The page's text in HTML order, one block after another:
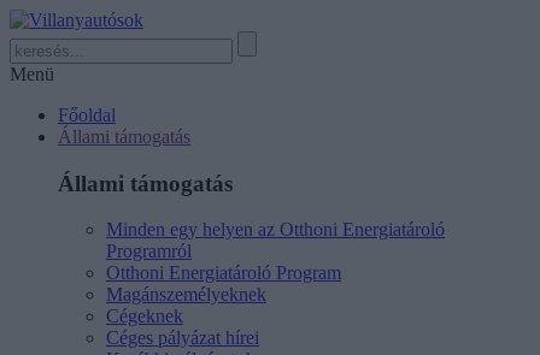
Menü
Főoldal
Állami támogatás
Állami támogatás
Minden egy helyen az Otthoni Energiatároló
Programról
Otthoni Energiatároló Program
Magánszemélyeknek
Cégeknek
Céges pályázat hírei